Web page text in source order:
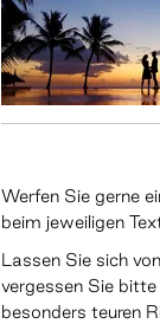
Werfen Sie gerne
beim jeweiligen
Lassen Sie sich
vergessen Sie
besonders teuren